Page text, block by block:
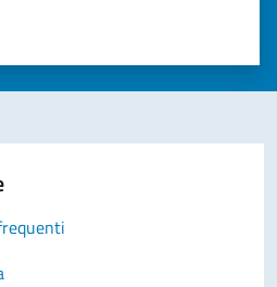
(da 1 a 5 stelle)
per valutare la chiarezza delle
su 5
su 5
5